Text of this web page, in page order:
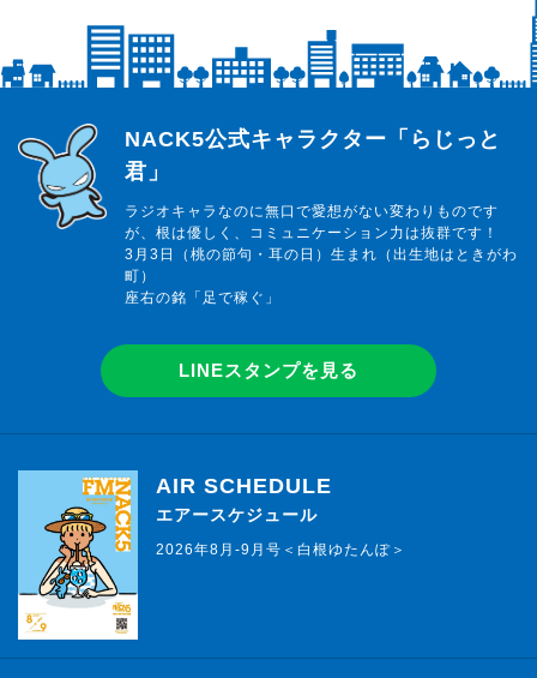
らじっと君
NACK5公式キャラクター「らじっと
君」
ラジオキャラなのに無口で愛想がない変わりものです
が、根は優しく、コミュニケーション力は抜群です！
3月3日（桃の節句・耳の日）生まれ（出生地はときがわ
町）
座右の銘「足で稼ぐ」
LINEスタンプを見る
AIR SCHEDULE
エアースケジュール
2026年8月-9月号＜白根ゆたんぽ＞